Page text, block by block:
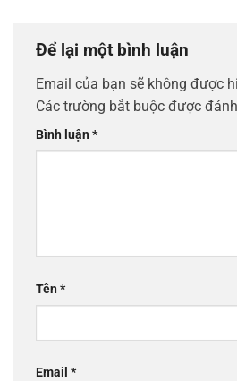
Để lại một bình luận
Email của bạn sẽ không được
Các trường bắt buộc được
Bình luận*
Tên*
Email *